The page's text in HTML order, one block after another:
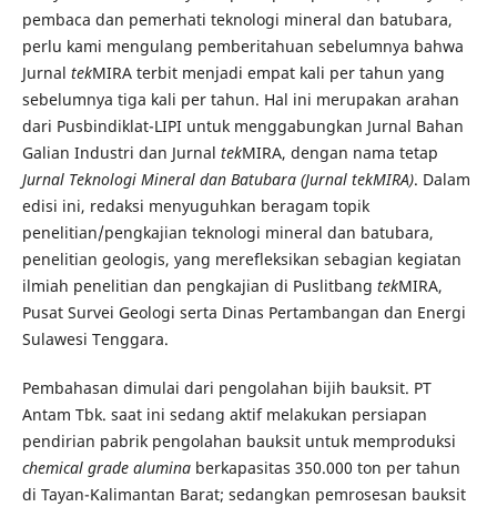
pembaca dan pemerhati teknologi mineral dan batubara,
perlu kami mengulang pemberitahuan sebelumnya bahwa
Jurnal tekMIRA terbit menjadi empat kali per tahun yang
sebelumnya tiga kali per tahun. Hal ini merupakan arahan
dari Pusbindiklat-LIPI untuk menggabungkan Jurnal Bahan
Galian Industri dan Jurnal tekMIRA, dengan nama tetap
Jurnal Teknologi Mineral dan Batubara (Jurnal tekMIRA). Dalam
edisi ini, redaksi menyuguhkan beragam topik
penelitian/pengkajian teknologi mineral dan batubara,
penelitian geologis, yang merefleksikan sebagian kegiatan
ilmiah penelitian dan pengkajian di Puslitbang tekMIRA,
Pusat Survei Geologi serta Dinas Pertambangan dan Energi
Sulawesi Tenggara.
Pembahasan dimulai dari pengolahan bijih bauksit. PT
Antam Tbk. saat ini sedang aktif melakukan persiapan
pendirian pabrik pengolahan bauksit untuk memproduksi
chemical grade alumina berkapasitas 350.000 ton per tahun
di Tayan-Kalimantan Barat; sedangkan pemrosesan bauksit